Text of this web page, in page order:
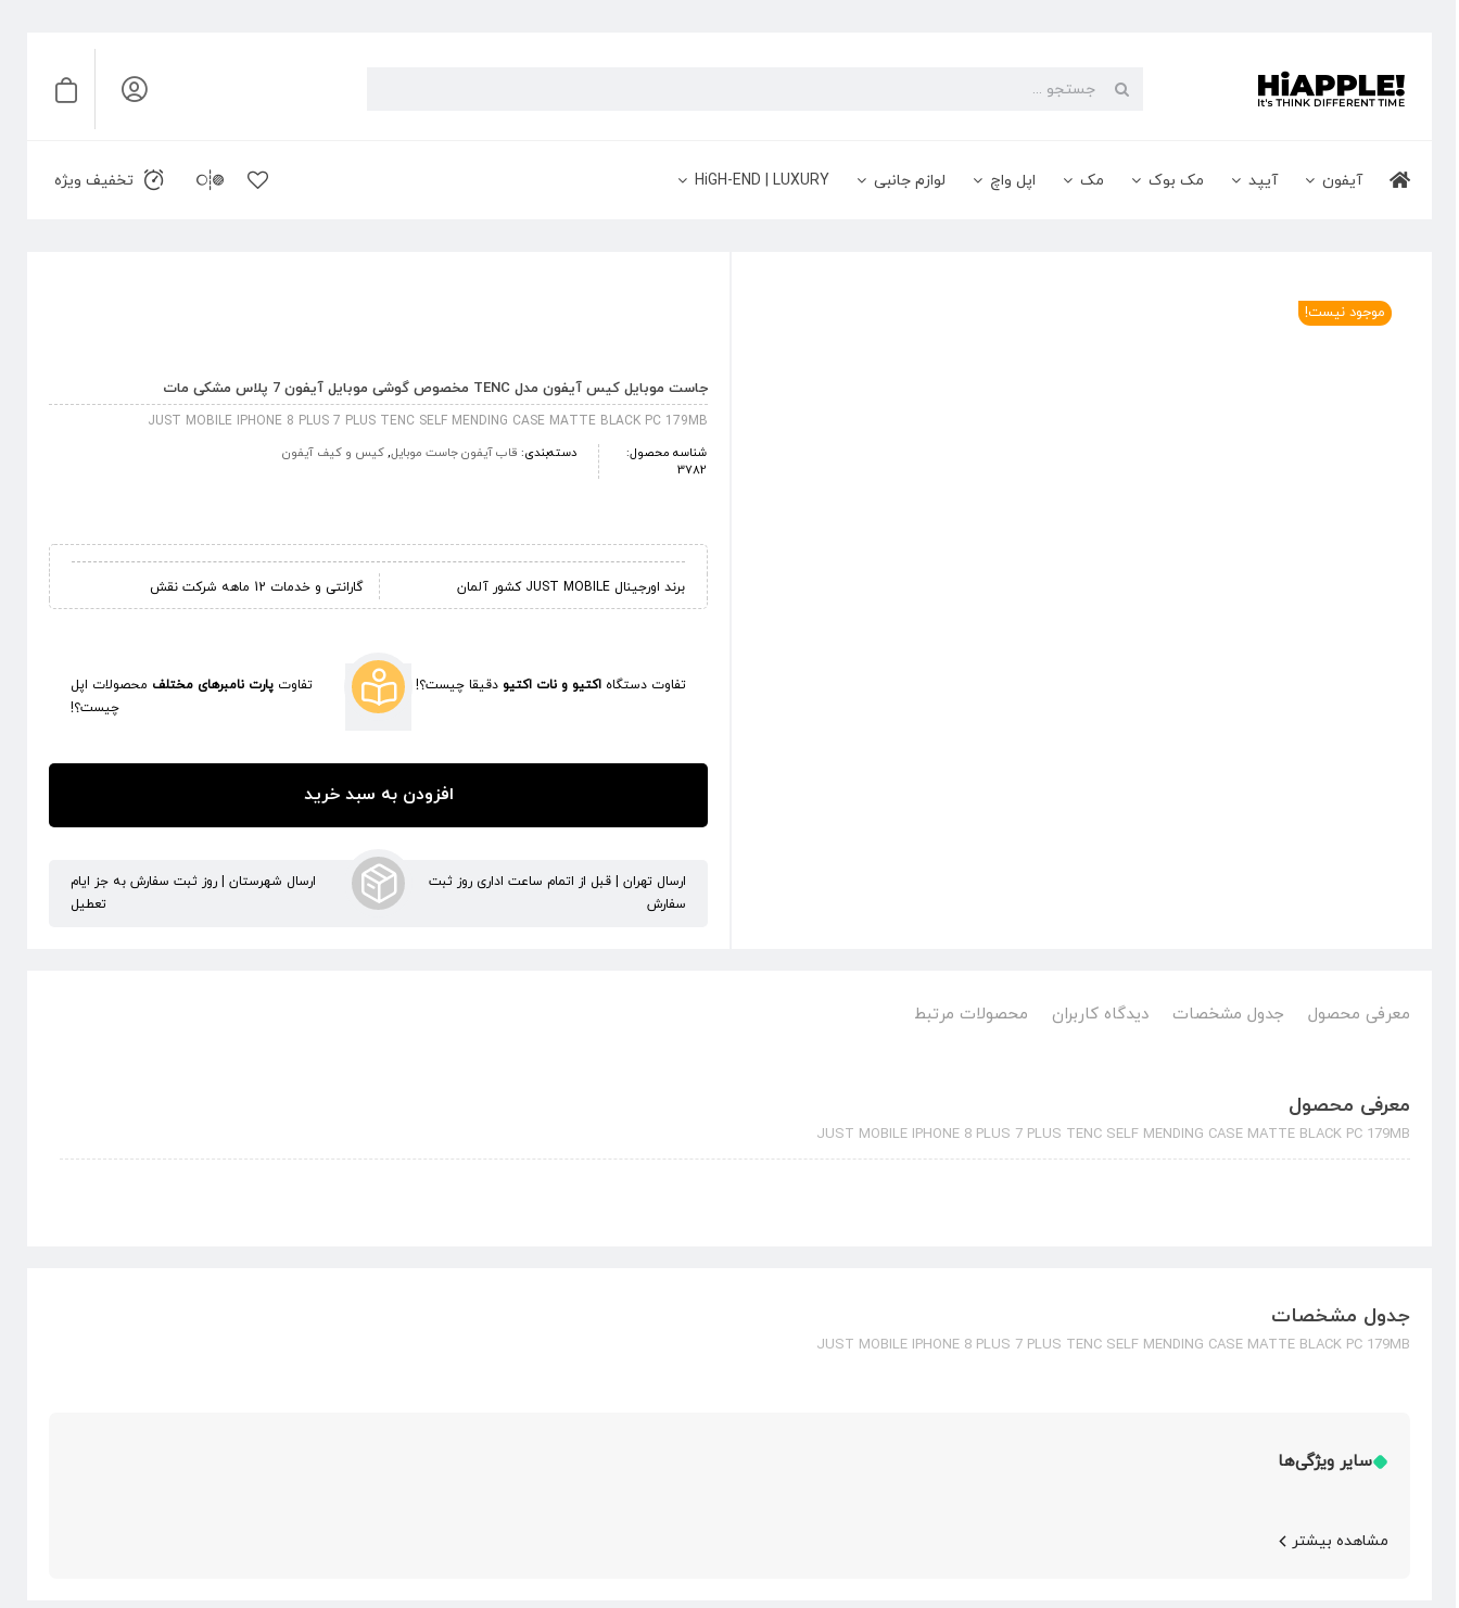
content
جستجو
آیفون آیپد مک بوک مک اپل واچ لوازم جانبی HiGH-END | LUXURY تخفیف ویژه
موجود نیست!
جاست موبایل کیس آیفون مدل TENC مخصوص گوشی موبایل آیفون 7 پلاس مشکی مات
JUST MOBILE IPHONE 8 PLUS 7 PLUS TENC SELF MENDING CASE MATTE BLACK PC 179MB
شناسه محصول:
3782
دسته‌بندی: قاب آیفون جاست موبایل,کیس و کیف آیفون
برند اورجینال JUST MOBILE کشور آلمان گارانتی و خدمات 12 ماهه شرکت نقش
تفاوت دستگاه اکتیو و نات اکتیو دقیقا چیست؟! تفاوت پارت نامبرهای مختلف محصولات اپل
چیست؟!
افزودن به سبد خرید
ارسال تهران | قبل از اتمام ساعت اداری روز ثبت
سفارش
ارسال شهرستان | روز ثبت سفارش به جز ایام
تعطیل
معرفی محصول جدول مشخصات دیدگاه کاربران محصولات مرتبط
معرفی محصول
JUST MOBILE IPHONE 8 PLUS 7 PLUS TENC SELF MENDING CASE MATTE BLACK PC 179MB
جدول مشخصات
JUST MOBILE IPHONE 8 PLUS 7 PLUS TENC SELF MENDING CASE MATTE BLACK PC 179MB
سایر ویژگی‌ها
مشاهده بیشتر